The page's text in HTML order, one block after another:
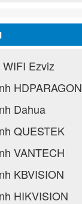
Ezviz
HDPARAGON
Dahua
QUESTEK
VANTECH
KBVISION
HIKVISION